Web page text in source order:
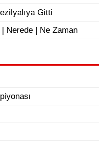
Gitti
Nerede | Ne Zaman